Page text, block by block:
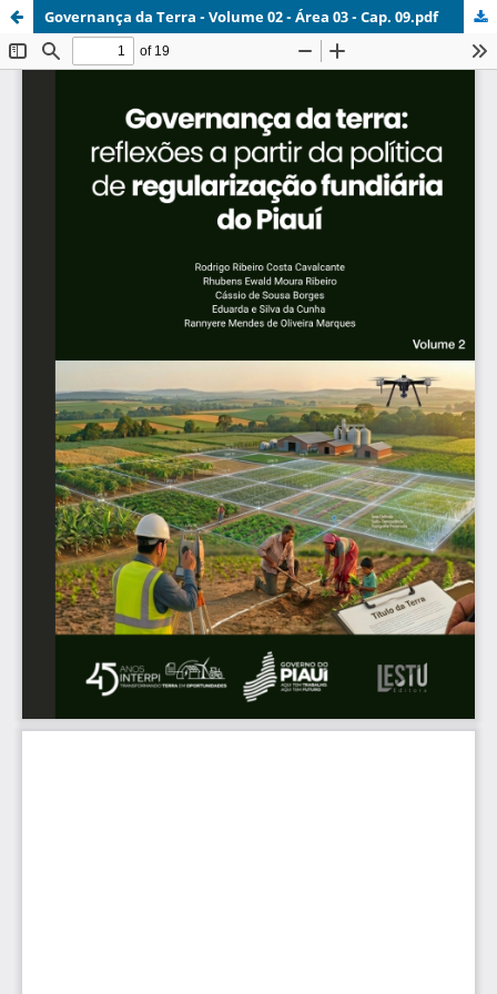
Governança da Terra - Volume 02 - Área 03 - Cap. 09.pdf